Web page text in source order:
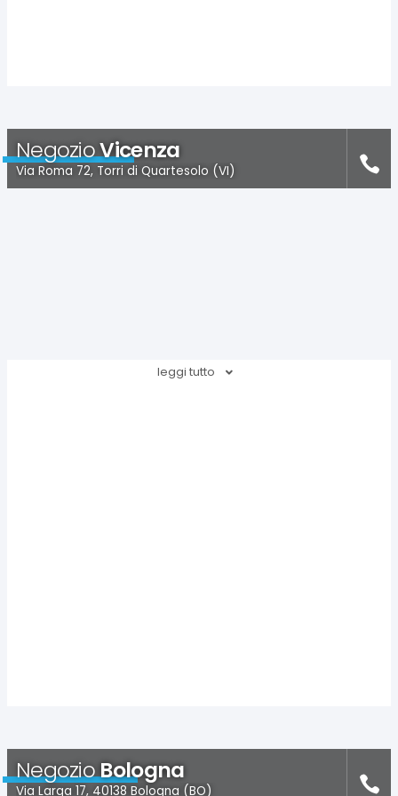
NegozioVicenza
Via Roma 72, Torri di Quartesolo (VI)
leggi tutto
NegozioBologna
Via Larga 17, 40138 Bologna (BO)